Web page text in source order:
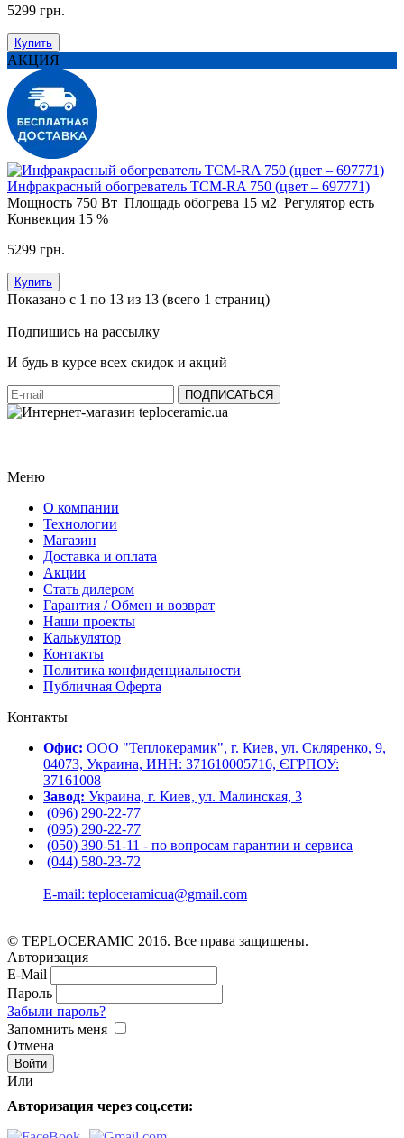
5299 грн.
Купить
АКЦИЯ
Инфракрасный обогреватель ТСМ-RA 750 (цвет – 697771)
Мощность 750 Вт Площадь обогрева 15 м2 Регулятор есть
Конвекция 15 %
5299 грн.
Купить
Показано с 1 по 13 из 13 (всего 1 страниц)
Подпишись на рассылку
И будь в курсе всех скидок и акций
Меню
О компании
Технологии
Магазин
Доставка и оплата
Акции
Стать дилером
Гарантия / Обмен и возврат
Наши проекты
Калькулятор
Контакты
Политика конфиденциальности
Публичная Оферта
Контакты
Офис: ООО "Теплокерамик", г. Киев, ул. Скляренко, 9,
04073, Украина, ИНН: 371610005716, ЄГРПОУ:
37161008
Завод: Украина, г. Киев, ул. Малинская, 3
(096) 290-22-77
(095) 290-22-77
(050) 390-51-11 - по вопросам гарантии и cервиса
(044) 580-23-72
E-mail: teploceramicua@gmail.com
© TEPLOCERAMIC 2016. Все права защищены.
Авторизация
E-Mail
Пароль
Забыли пароль?
Запомнить меня
Отмена
Или
Авторизация через соц.сети: